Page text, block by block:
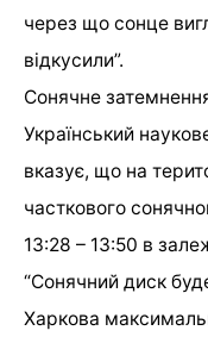
через що сонце
відкусили”.
Сонячне
Український
вказує, що на
часткового
13:28 – 13:50 в
“Сонячний диск
Харкова